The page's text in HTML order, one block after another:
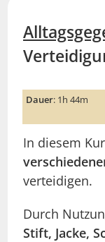
Dauer: 1h 44m
In diesem
verteidigen.
Durch
Stift, Jacke,